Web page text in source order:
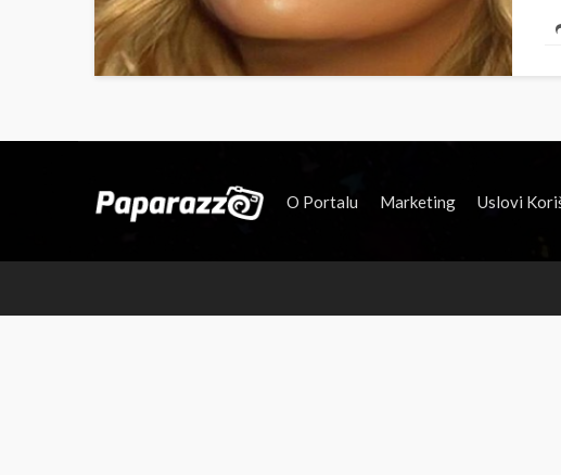
O Portalu Marketing Uslovi